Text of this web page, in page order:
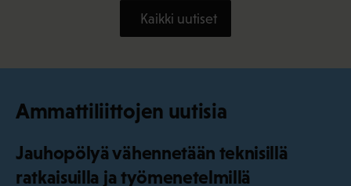
Kaikki uutiset
Ammattiliittojen uutisia
Jauhopölyä vähennetään teknisillä
ratkaisuilla ja työmenetelmillä